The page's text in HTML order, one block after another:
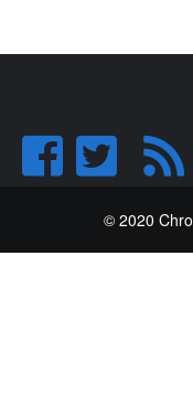
© 2020